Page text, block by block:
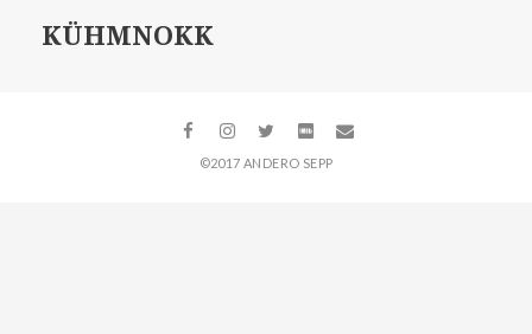
KÜHMNOKK
©2017 ANDERO SEPP